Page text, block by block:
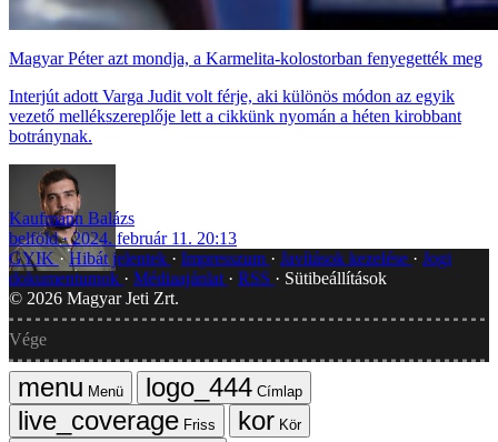
Magyar Péter azt mondja, a Karmelita-kolostorban fenyegették meg
Interjút adott Varga Judit volt férje, aki különös módon az egyik
vezető mellékszereplője lett a cikkünk nyomán a héten kirobbant
botránynak.
Kaufmann Balázs
belföld
2024. február 11. 20:13
GYIK
Hibát jelentek Impresszum Javítások kezelése
Jogi
dokumentumok
Médiaajánlat RSS
Sütibeállítások
© 2026 Magyar Jeti Zrt.
Vége
Menü
Címlap
Friss
Kör